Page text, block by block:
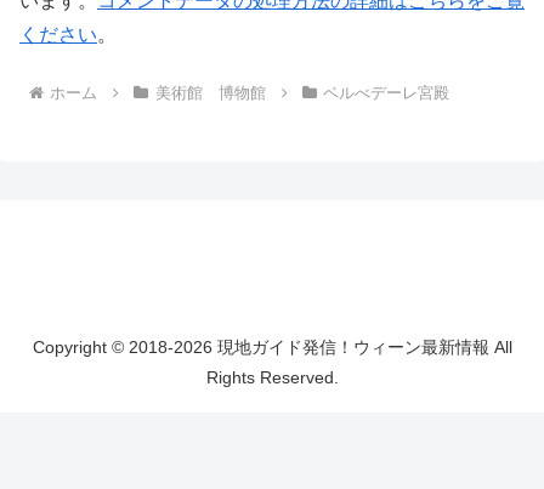
ください。
ホーム 美術館 博物館 ベルべデーレ宮殿
Copyright © 2018-2026 現地ガイド発信！ウィーン最新情報 All
Rights Reserved.